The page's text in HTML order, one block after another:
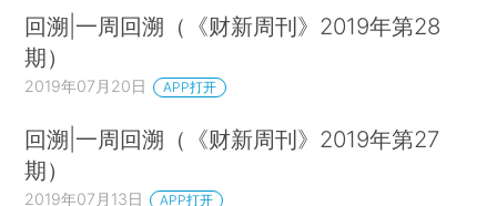
回溯|一周回溯（《财新周刊》2019年第28
期）
2019年07月20日 APP打开
回溯|一周回溯（《财新周刊》2019年第27
期）
2019年07月13日 APP打开